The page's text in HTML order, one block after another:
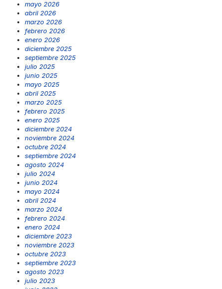
mayo 2026
abril 2026
marzo 2026
febrero 2026
enero 2026
diciembre 2025
septiembre 2025
julio 2025
junio 2025
mayo 2025
abril 2025
marzo 2025
febrero 2025
enero 2025
diciembre 2024
noviembre 2024
octubre 2024
septiembre 2024
agosto 2024
julio 2024
junio 2024
mayo 2024
abril 2024
marzo 2024
febrero 2024
enero 2024
diciembre 2023
noviembre 2023
octubre 2023
septiembre 2023
agosto 2023
julio 2023